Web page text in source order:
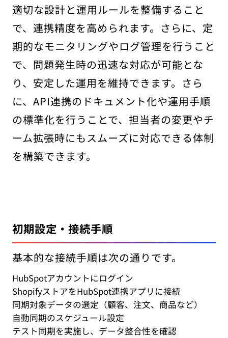
適切な設計と運用ルールを整備すること
で、連携精度を高められます。さらに、定
期的なモニタリングやログ管理を行うこと
で、問題発生時の迅速な対応が可能とな
り、安定した運用を維持できます。さら
に、API連携のドキュメント化や運用手順
の標準化を行うことで、担当者の変更やチ
ーム拡張時にもスムーズに対応できる体制
を構築できます。
初期設定・接続手順
基本的な接続手順は次の通りです。
HubSpotアカウントにログイン
ShopifyストアをHubSpot連携アプリに接続
同期対象データの選定（顧客、注文、商品など）
自動同期のスケジュール設定
テスト同期を実施し、データ整合性を確認